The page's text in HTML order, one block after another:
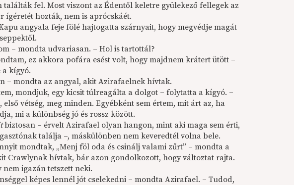
találták fel. Most viszont az Édentől keletre gyülekező fellegek az
ígéretét hozták, nem is aprócskáét.
angyala feje fölé hajtogatta szárnyait, hogy megvédje magát
– mondta udvariasan. – Hol is tartottál?
ez akkora pofára esést volt, hogy majdnem krátert ütött –
a kígyó.
– mondta az angyal, akit Azirafaelnek hívtak.
mondjuk, egy kicsit túlreagálta a dolgot – folytatta a kígyó. –
első vétség, meg minden. Egyébként sem értem, mit árt az, ha
mi a különbség jó és rossz között.
biztosan – érvelt Azirafael olyan hangon, mint aki maga sem érti,
találja –, máskülönben nem keveredtél volna bele.
mondtak, „Menj föl oda és csinálj valami zűrt” – mondta a
Crawlynak hívtak, bár azon gondolkozott, hogy változtat rajta.
nem igazán tetszett neki.
képes lennél jót cselekedni – mondta Azirafael. – Tudod,